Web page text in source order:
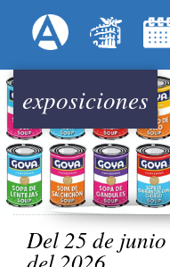
Menú
exposiciones
Del 25 de